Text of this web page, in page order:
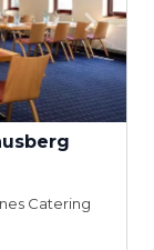
Catering